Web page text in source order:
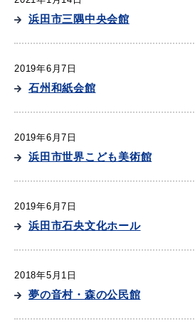
教育
高齢者・介護
目的から探す
浜田市三隅中央会館
2019年6月7日
石州和紙会館
2019年6月7日
浜田市世界こども美術館
2019年6月7日
浜田市石央文化ホール
2018年5月1日
夢の音村・森の公民館